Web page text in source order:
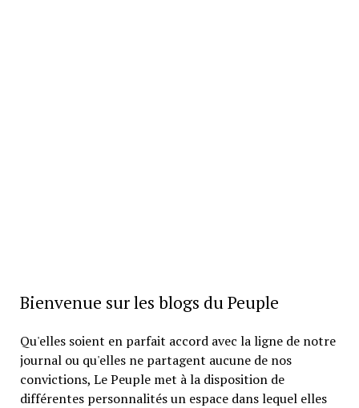
Bienvenue sur les blogs du Peuple
Qu'elles soient en parfait accord avec la ligne de notre
journal ou qu'elles ne partagent aucune de nos
convictions, Le Peuple met à la disposition de
différentes personnalités un espace dans lequel elles